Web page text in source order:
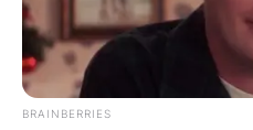
BRAINBERRIES